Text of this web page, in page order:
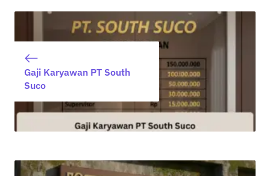
Gaji Karyawan PT South
Suco